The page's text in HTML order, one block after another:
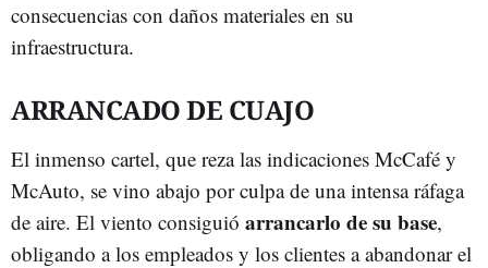
consecuencias con daños materiales en su
infraestructura.
ARRANCADO DE CUAJO
El inmenso cartel, que reza las indicaciones McCafé y
McAuto, se vino abajo por culpa de una intensa ráfaga
de aire. El viento consiguió arrancarlo de su base,
obligando a los empleados y los clientes a abandonar el